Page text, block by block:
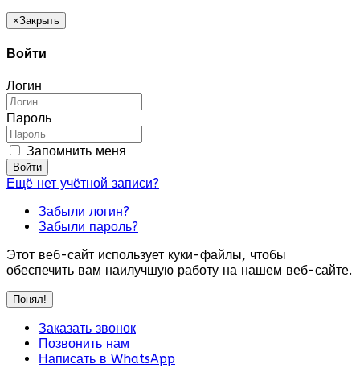
×Закрыть
Войти
Логин
Пароль
Запомнить меня
Войти
Ещё нет учётной записи?
Забыли логин?
Забыли пароль?
Этот веб-сайт использует куки-файлы, чтобы
обеспечить вам наилучшую работу на нашем веб-сайте.
Понял!
Заказать звонок
Позвонить нам
Написать в WhatsApp